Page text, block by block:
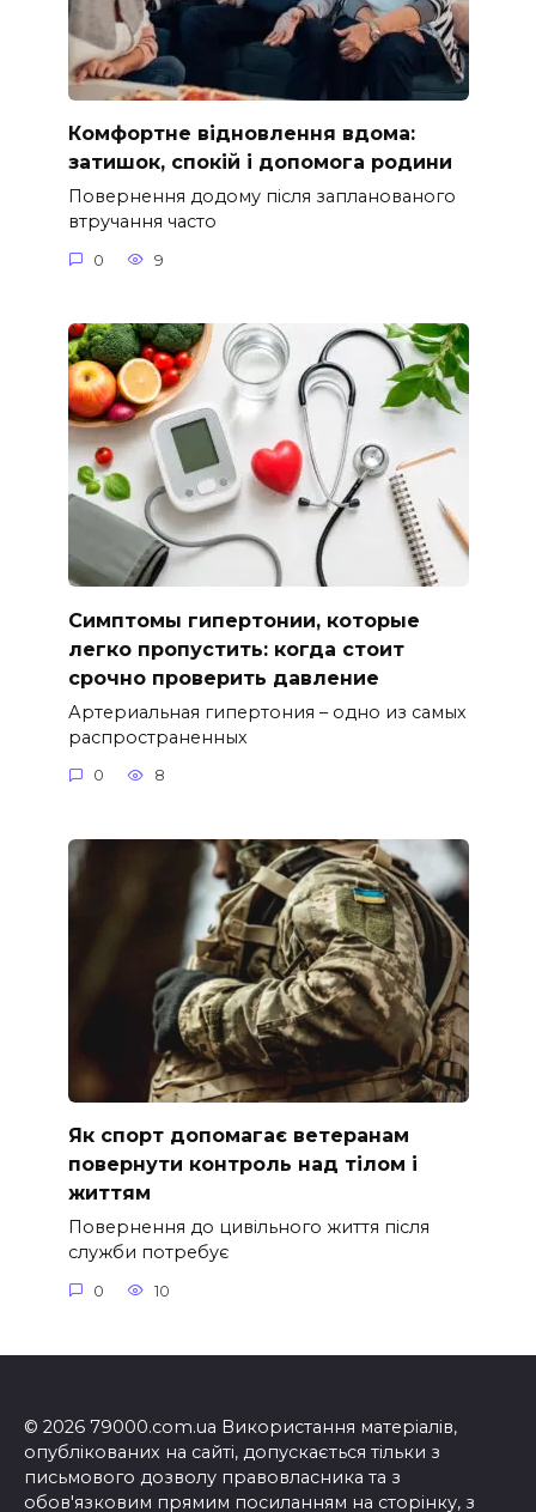
Комфортне відновлення вдома:
затишок, спокій і допомога родини
Повернення додому після запланованого
втручання часто
0 9
Симптомы гипертонии, которые
легко пропустить: когда стоит
срочно проверить давление
Артериальная гипертония – одно из самых
распространенных
0 8
Як спорт допомагає ветеранам
повернути контроль над тілом і
життям
Повернення до цивільного життя після
служби потребує
0 10
© 2026 79000.com.ua Використання матеріалів,
опублікованих на сайті, допускається тільки з
письмового дозволу правовласника та з
обов'язковим прямим посиланням на сторінку, з